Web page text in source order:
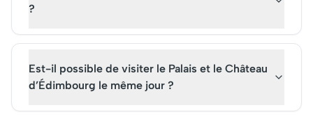
?
Est-il possible de visiter le Palais et le Château
d’Édimbourg le même jour ?